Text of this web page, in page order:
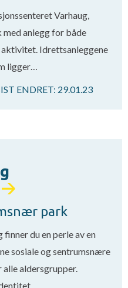
Varhaug,
anlegg for både
Idrettsanleggene
ligger…
ENDRET: 29.01.23
park
du en perle av en
sosiale og sentrumsnære
aldersgrupper.